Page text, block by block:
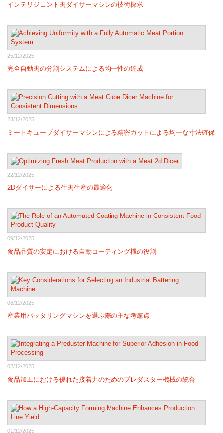
インテリジェント肉ダイサーマシンの技術探求
25/12/2025
完全自動肉の分割システムによる均一性の達成
23/12/2025
ミートキューブダイサーマシンによる精密カットによる均一な寸法確保
22/12/2025
2Dダイサーによる生肉生産の最適化
09/12/2025
食品品質の安定における自動コーティング機の役割
08/12/2025
産業用バッタリングマシンを選ぶ際の主な考慮点
02/12/2025
食品加工における優れた接着力のためのプレダスター機械の統合
01/12/2025